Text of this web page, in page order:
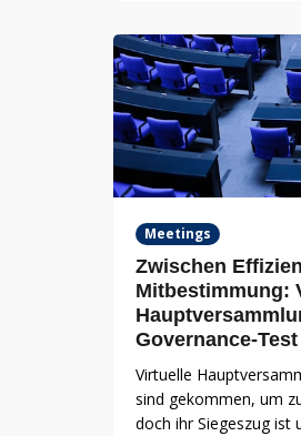
Meetings
Zwischen
Mitbestimmung:
Governance-Test
Virtuelle
sind gekommen, um
doch ihr Siegeszug ist